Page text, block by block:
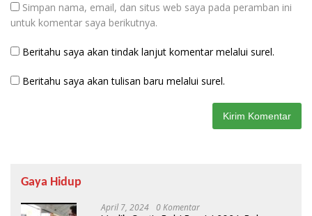
Simpan nama, email, dan situs web saya pada peramban ini
untuk komentar saya berikutnya.
Beritahu saya akan tindak lanjut komentar melalui surel.
Beritahu saya akan tulisan baru melalui surel.
Gaya Hidup
April 7, 2024 0 Komentar